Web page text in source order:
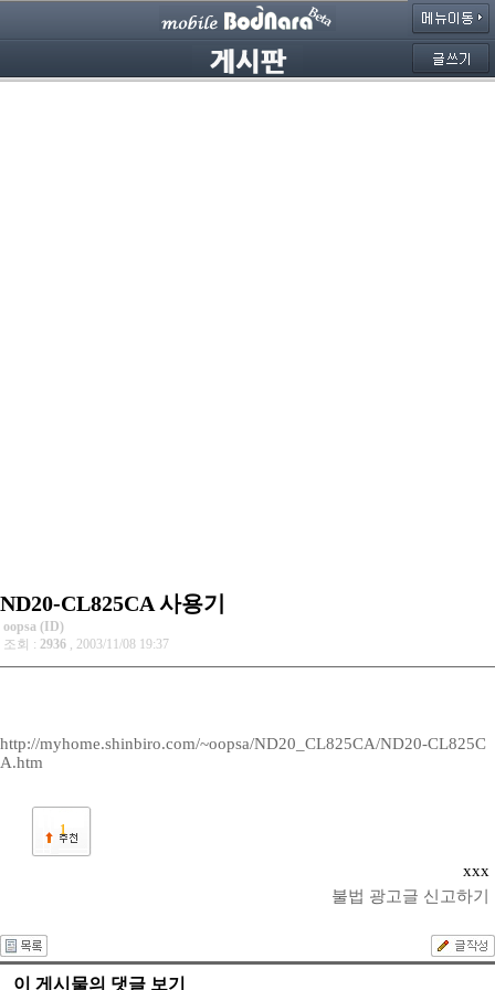
ND20-CL825CA 사용기
oopsa (ID)
조회 : 2936 , 2003/11/08 19:37
http://myhome.shinbiro.com/~oopsa/ND20_CL825CA/ND20-CL825C
A.htm
1
xxx
불법 광고글 신고하기
이 게시물의 댓글 보기